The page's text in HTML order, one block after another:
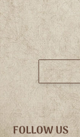
FOLLOW US